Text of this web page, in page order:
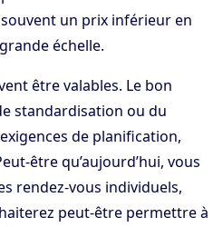
un prix inférieur en
échelle.
être valables. Le bon
standardisation ou du
de planification,
être qu’aujourd’hui, vous
rendez-vous individuels,
peut-être permettre à